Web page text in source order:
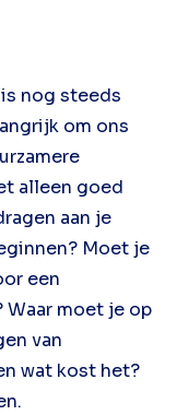
nog steeds
om ons
alleen goed
aan je
Moet je
een
Waar moet je op
van
wat kost het?